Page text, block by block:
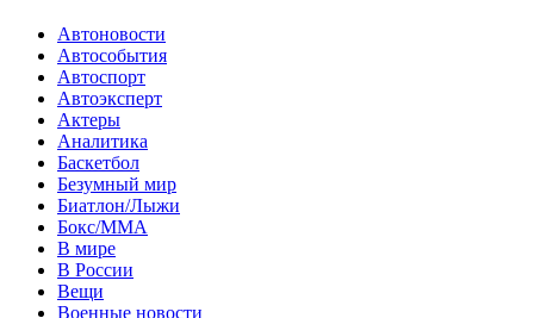
Автоновости
Автособытия
Автоспорт
Автоэксперт
Актеры
Аналитика
Баскетбол
Безумный мир
Биатлон/Лыжи
Бокс/MMA
В мире
В России
Вещи
Военные новости